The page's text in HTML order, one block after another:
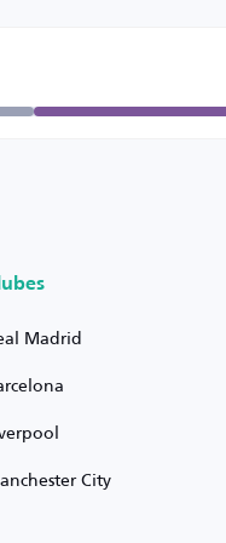
Madrid
City